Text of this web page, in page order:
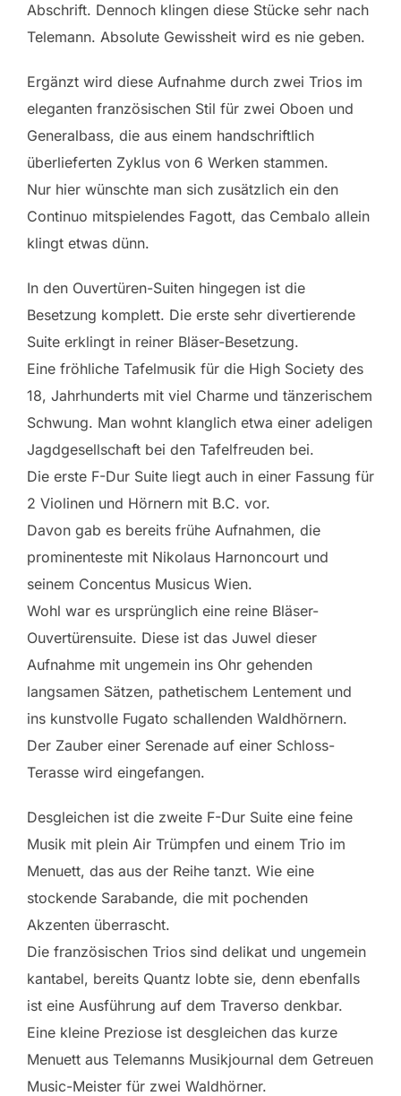
Abschrift. Dennoch klingen diese Stücke sehr nach
Telemann. Absolute Gewissheit wird es nie geben.
Ergänzt wird diese Aufnahme durch zwei Trios im
eleganten französischen Stil für zwei Oboen und
Generalbass, die aus einem handschriftlich
überlieferten Zyklus von 6 Werken stammen.
Nur hier wünschte man sich zusätzlich ein den
Continuo mitspielendes Fagott, das Cembalo allein
klingt etwas dünn.
In den Ouvertüren-Suiten hingegen ist die
Besetzung komplett. Die erste sehr divertierende
Suite erklingt in reiner Bläser-Besetzung.
Eine fröhliche Tafelmusik für die High Society des
18, Jahrhunderts mit viel Charme und tänzerischem
Schwung. Man wohnt klanglich etwa einer adeligen
Jagdgesellschaft bei den Tafelfreuden bei.
Die erste F-Dur Suite liegt auch in einer Fassung für
2 Violinen und Hörnern mit B.C. vor.
Davon gab es bereits frühe Aufnahmen, die
prominenteste mit Nikolaus Harnoncourt und
seinem Concentus Musicus Wien.
Wohl war es ursprünglich eine reine Bläser-
Ouvertürensuite. Diese ist das Juwel dieser
Aufnahme mit ungemein ins Ohr gehenden
langsamen Sätzen, pathetischem Lentement und
ins kunstvolle Fugato schallenden Waldhörnern.
Der Zauber einer Serenade auf einer Schloss-
Terasse wird eingefangen.
Desgleichen ist die zweite F-Dur Suite eine feine
Musik mit plein Air Trümpfen und einem Trio im
Menuett, das aus der Reihe tanzt. Wie eine
stockende Sarabande, die mit pochenden
Akzenten überrascht.
Die französischen Trios sind delikat und ungemein
kantabel, bereits Quantz lobte sie, denn ebenfalls
ist eine Ausführung auf dem Traverso denkbar.
Eine kleine Preziose ist desgleichen das kurze
Menuett aus Telemanns Musikjournal dem Getreuen
Music-Meister für zwei Waldhörner.